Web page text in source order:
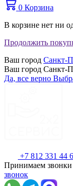
0 Корзина
В корзине нет ни
Продолжить
Ваш город Санкт-
Ваш город Санкт-
Да, все верно
+7 812 331 44
Принимаем звонки
звонок